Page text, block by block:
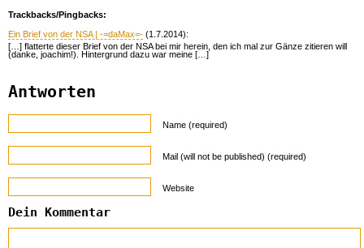
Trackbacks/Pingbacks:
Ein Brief von der NSA | -=daMax=- (1.7.2014):
[…] flatterte dieser Brief von der NSA bei mir herein, den ich mal zur Gänze zitieren will
(danke, joachim!). Hintergrund dazu war meine […]
Antworten
Name (required)
Mail (will not be published) (required)
Website
Dein Kommentar